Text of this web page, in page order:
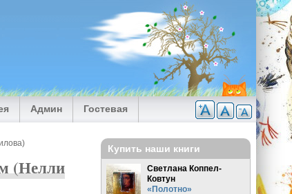
Админ Гостевая
(Нелли
Купить наши книги
Светлана Коппел-
Ковтун
«Полотно»